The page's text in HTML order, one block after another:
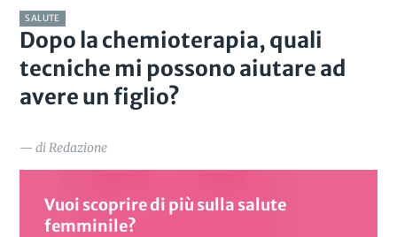
SALUTE
Dopo la chemioterapia, quali
tecniche mi possono aiutare ad
avere un figlio?
— di Redazione
Vuoi scoprire di più sulla salute
femminile?